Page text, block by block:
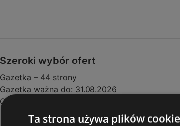
Szeroki wybór ofert
Gazetka – 44 strony
Gazetka ważna do: 31.08.2026
Odległość:
Ta strona używa plików cookie